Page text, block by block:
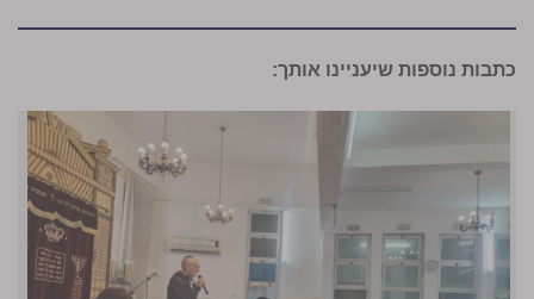
כתבות נוספות שיעניינו אותך: